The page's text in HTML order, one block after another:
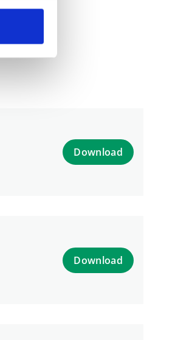
을 완화
Download
Download